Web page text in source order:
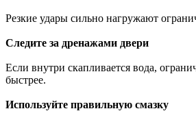
Резкие удары сильно нагружают
Следите за дренажами двери
Если внутри скапливается вода,
быстрее.
Используйте правильную смазку